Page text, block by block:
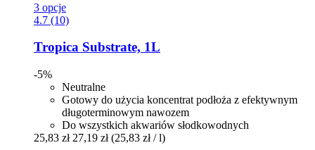
3 opcje
4.7 (10)
Tropica Substrate, 1L
-5%
Neutralne
Gotowy do użycia koncentrat podłoża z efektywnym
długoterminowym nawozem
Do wszystkich akwariów słodkowodnych
25,83 zł 27,19 zł (25,83 zł / l)